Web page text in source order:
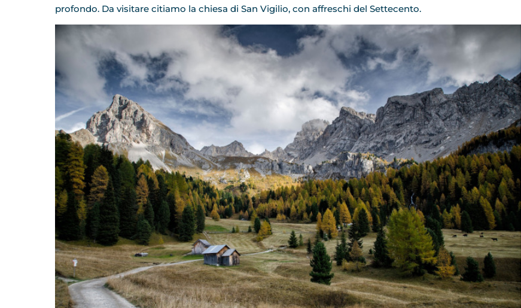
profondo. Da visitare citiamo la chiesa di San Vigilio, con affreschi del Settecento.